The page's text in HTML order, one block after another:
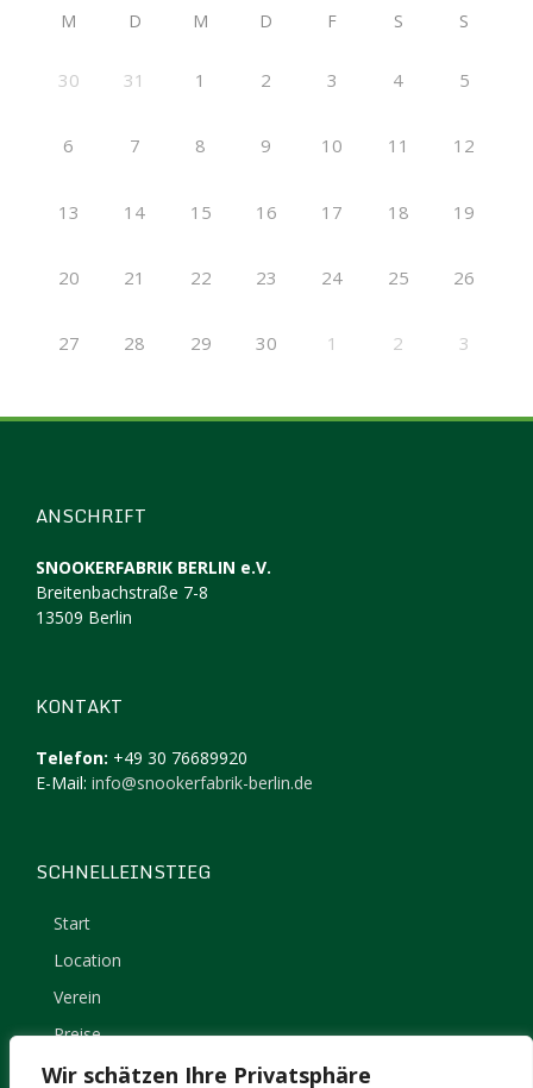
Wir schätzen Ihre Privatsphäre
M D M D F S S
30 31 1 2 3 4 5
6 7 8 9 10 11 12
13 14 15 16 17 18 19
20 21 22 23 24 25 26
27 28 29 30 1 2 3
ANSCHRIFT
SNOOKERFABRIK BERLIN e.V.
Breitenbachstraße 7-8
13509 Berlin
KONTAKT
Telefon: +49 30 76689920
E-Mail: info@snookerfabrik-berlin.de
SCHNELLEINSTIEG
Start
Location
Verein
Preise
Kontakt